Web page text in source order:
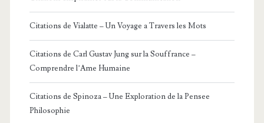
Citations de Vialatte – Un Voyage a Travers les Mots
Citations de Carl Gustav Jung sur la Souffrance –
Comprendre l’Ame Humaine
Citations de Spinoza – Une Exploration de la Pensee
Philosophie